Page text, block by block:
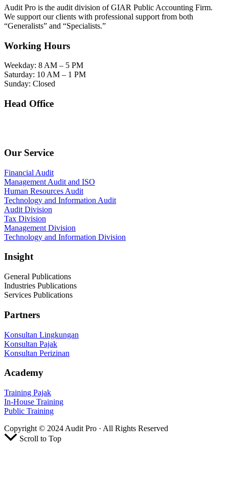
Audit Pro is the audit division of GIAR Public Accounting Firm.
We support our clients with professional support from both
“Generalists” and “Specialists.”
Working Hours
Weekday: 8 AM – 5 PM
Saturday: 10 AM – 1 PM
Sunday: Closed
Head Office
Our Service
Financial Audit
Management Audit and ISO
Human Resources Audit
Technology and Information Audit
Audit Division
Tax Division
Management Division
Technology and Information Division
Insight
General Publications
Industries Publications
Services Publications
Partners
Konsultan Lingkungan
Konsultan Pajak
Konsultan Perizinan
Academy
Training Pajak
In-House Training
Public Training
Copyright © 2024 Audit Pro · All Rights Reserved
Scroll to Top